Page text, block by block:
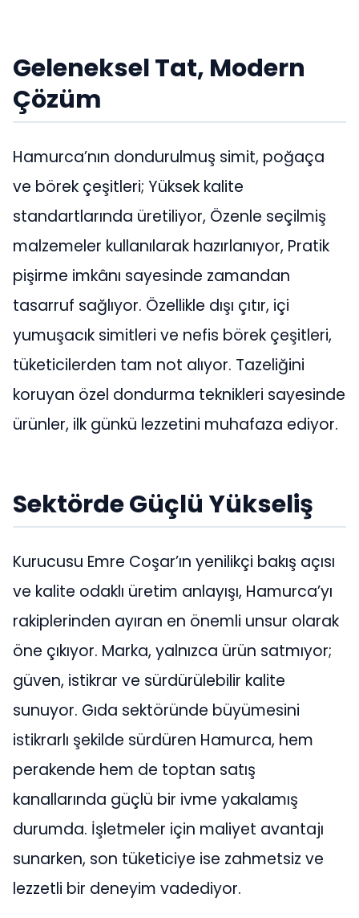
Geleneksel Tat, Modern
Çözüm
Hamurca’nın dondurulmuş simit, poğaça
ve börek çeşitleri; Yüksek kalite
standartlarında üretiliyor, Özenle seçilmiş
malzemeler kullanılarak hazırlanıyor, Pratik
pişirme imkânı sayesinde zamandan
tasarruf sağlıyor. Özellikle dışı çıtır, içi
yumuşacık simitleri ve nefis börek çeşitleri,
tüketicilerden tam not alıyor. Tazeliğini
koruyan özel dondurma teknikleri sayesinde
ürünler, ilk günkü lezzetini muhafaza ediyor.
Sektörde Güçlü Yükseliş
Kurucusu Emre Coşar’ın yenilikçi bakış açısı
ve kalite odaklı üretim anlayışı, Hamurca’yı
rakiplerinden ayıran en önemli unsur olarak
öne çıkıyor. Marka, yalnızca ürün satmıyor;
güven, istikrar ve sürdürülebilir kalite
sunuyor. Gıda sektöründe büyümesini
istikrarlı şekilde sürdüren Hamurca, hem
perakende hem de toptan satış
kanallarında güçlü bir ivme yakalamış
durumda. İşletmeler için maliyet avantajı
sunarken, son tüketiciye ise zahmetsiz ve
lezzetli bir deneyim vadediyor.